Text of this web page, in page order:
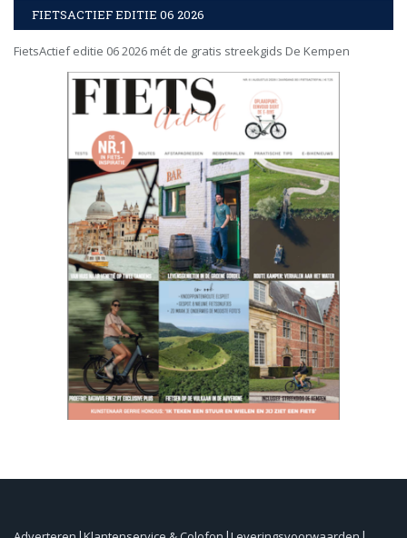
FIETSACTIEF EDITIE 06 2026
FietsActief editie 06 2026 mét de gratis streekgids De Kempen